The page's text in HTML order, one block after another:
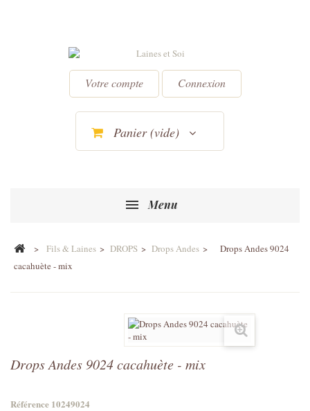
Votre compte Connexion
Panier (vide)
Menu
> Fils & Laines > DROPS > Drops Andes >
Drops Andes 9024
cacahuète - mix
Drops Andes 9024 cacahuète - mix
Référence 10249024